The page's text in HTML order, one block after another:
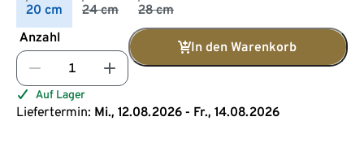
20 cm 24 cm
28 cm
Anzahl
In den Warenkorb
Auf Lager
Liefertermin: Mi., 12.08.2026 - Fr., 14.08.2026